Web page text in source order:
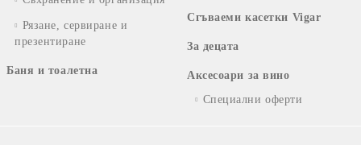
Рязане, сервиране и
презентиране
Баня и тоалетна
Сгъваеми касетки Vigar
За децата
Аксесоари за вино
Специални оферти